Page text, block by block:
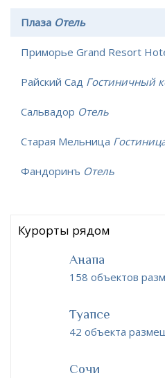
Плаза Отель
Приморье Grand Resort
Райский Сад Гостиничный
Сальвадор Отель
Старая Мельница
Фандоринъ Отель
Курорты рядом
Анапа
158 объектов
Туапсе
42 объекта
Сочи